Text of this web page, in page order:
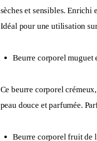
sèches et sensibles.
Idéal pour une utilisation
Beurre corporel muguet
Ce beurre corporel
peau douce et parfumée.
Beurre corporel fruit de